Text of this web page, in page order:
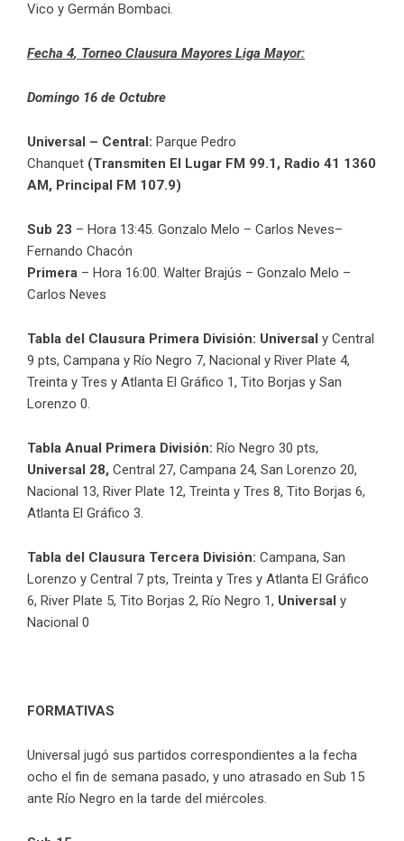
Vico y Germán Bombaci.
Fecha 4, Torneo Clausura Mayores Liga Mayor:
Domingo 16 de Octubre
Universal – Central: Parque Pedro
Chanquet (Transmiten El Lugar FM 99.1, Radio 41 1360
AM, Principal FM 107.9)
Sub 23 – Hora 13:45. Gonzalo Melo – Carlos Neves–
Fernando Chacón
Primera – Hora 16:00. Walter Brajús – Gonzalo Melo –
Carlos Neves
Tabla del Clausura Primera División: Universal y Central
9 pts, Campana y Río Negro 7, Nacional y River Plate 4,
Treinta y Tres y Atlanta El Gráfico 1, Tito Borjas y San
Lorenzo 0.
Tabla Anual Primera División: Río Negro 30 pts,
Universal 28, Central 27, Campana 24, San Lorenzo 20,
Nacional 13, River Plate 12, Treinta y Tres 8, Tito Borjas 6,
Atlanta El Gráfico 3.
Tabla del Clausura Tercera División: Campana, San
Lorenzo y Central 7 pts, Treinta y Tres y Atlanta El Gráfico
6, River Plate 5, Tito Borjas 2, Río Negro 1, Universal y
Nacional 0
FORMATIVAS
Universal jugó sus partidos correspondientes a la fecha
ocho el fin de semana pasado, y uno atrasado en Sub 15
ante Río Negro en la tarde del miércoles.